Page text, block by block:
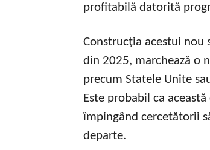
profitabilă datorită
Construcția acestui nou
din 2025, marchează o
precum Statele Unite
Este probabil ca
împingând cercetătorii
departe.